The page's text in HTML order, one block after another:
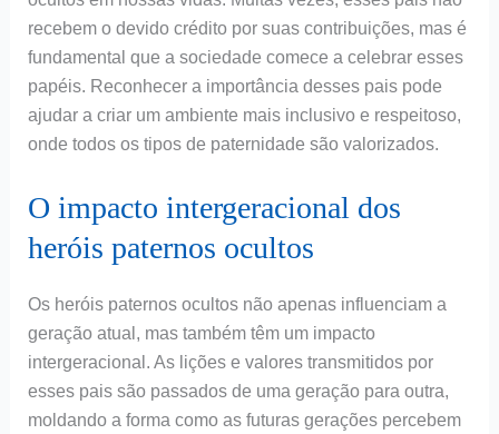
recebem o devido crédito por suas contribuições, mas é
fundamental que a sociedade comece a celebrar esses
papéis. Reconhecer a importância desses pais pode
ajudar a criar um ambiente mais inclusivo e respeitoso,
onde todos os tipos de paternidade são valorizados.
O impacto intergeracional dos
heróis paternos ocultos
Os heróis paternos ocultos não apenas influenciam a
geração atual, mas também têm um impacto
intergeracional. As lições e valores transmitidos por
esses pais são passados de uma geração para outra,
moldando a forma como as futuras gerações percebem